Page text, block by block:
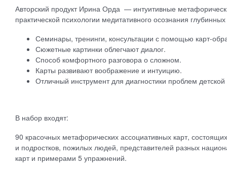
Авторский продукт Ирина Орда — интуитивные
практической психологии медитативного осознания
Семинары, тренинги, консультации с помощью карт-
Сюжетные картинки облегчают диалог.
Способ комфортного разговора о сложном.
Карты развивают воображение и интуицию.
Отличный инструмент для диагностики проблем детской
В набор входят:
90 красочных метафорических ассоциативных карт,
и подростков, пожилых людей, представителей разных
карт и примерами 5 упражнений.